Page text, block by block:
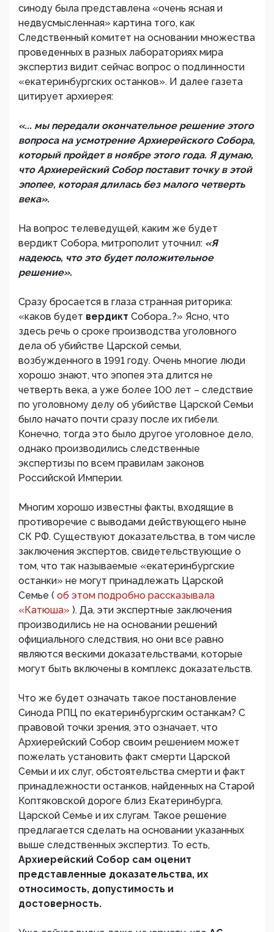
синоду была представлена «очень ясная и
недвусмысленная» картина того, как
Следственный комитет на основании множества
проведенных в разных лабораториях мира
экспертиз видит сейчас вопрос о подлинности
«екатеринбургских останков». И далее газета
цитирует архиерея:
«... мы передали окончательное решение этого
вопроса на усмотрение Архиерейского Собора,
который пройдет в ноябре этого года. Я думаю,
что Архиерейский Собор поставит точку в этой
эпопее, которая длилась без малого четверть
века».
На вопрос телеведущей, каким же будет
вердикт Собора, митрополит уточнил: «Я
надеюсь, что это будет положительное
решение».
Сразу бросается в глаза странная риторика:
«каков будет вердикт Собора…?» Ясно, что
здесь речь о сроке производства уголовного
дела об убийстве Царской семьи,
возбужденного в 1991 году. Очень многие люди
хорошо знают, что эпопея эта длится не
четверть века, а уже более 100 лет – следствие
по уголовному делу об убийстве Царской Семьи
было начато почти сразу после их гибели.
Конечно, тогда это было другое уголовное дело,
однако производились следственные
экспертизы по всем правилам законов
Российской Империи.
Многим хорошо известны факты, входящие в
противоречие с выводами действующего ныне
СК РФ. Существуют доказательства, в том числе
заключения экспертов, свидетельствующие о
том, что так называемые «екатеринбургские
останки» не могут принадлежать Царской
Семье ( об этом подробно рассказывала
«Катюша» ). Да, эти экспертные заключения
производились не на основании решений
официального следствия, но они все равно
являются вескими доказательствами, которые
могут быть включены в комплекс доказательств.
Что же будет означать такое постановление
Синода РПЦ по екатеринбургским останкам? С
правовой точки зрения, это означает, что
Архиерейский Собор своим решением может
пожелать установить факт смерти Царской
Семьи и их слуг, обстоятельства смерти и факт
принадлежности останков, найденных на Старой
Коптяковской дороге близ Екатеринбурга,
Царской Семье и их слугам. Такое решение
предлагается сделать на основании указанных
выше следственных экспертиз. То есть,
Архиерейский Собор сам оценит
представленные доказательства, их
относимость, допустимость и
достоверность.